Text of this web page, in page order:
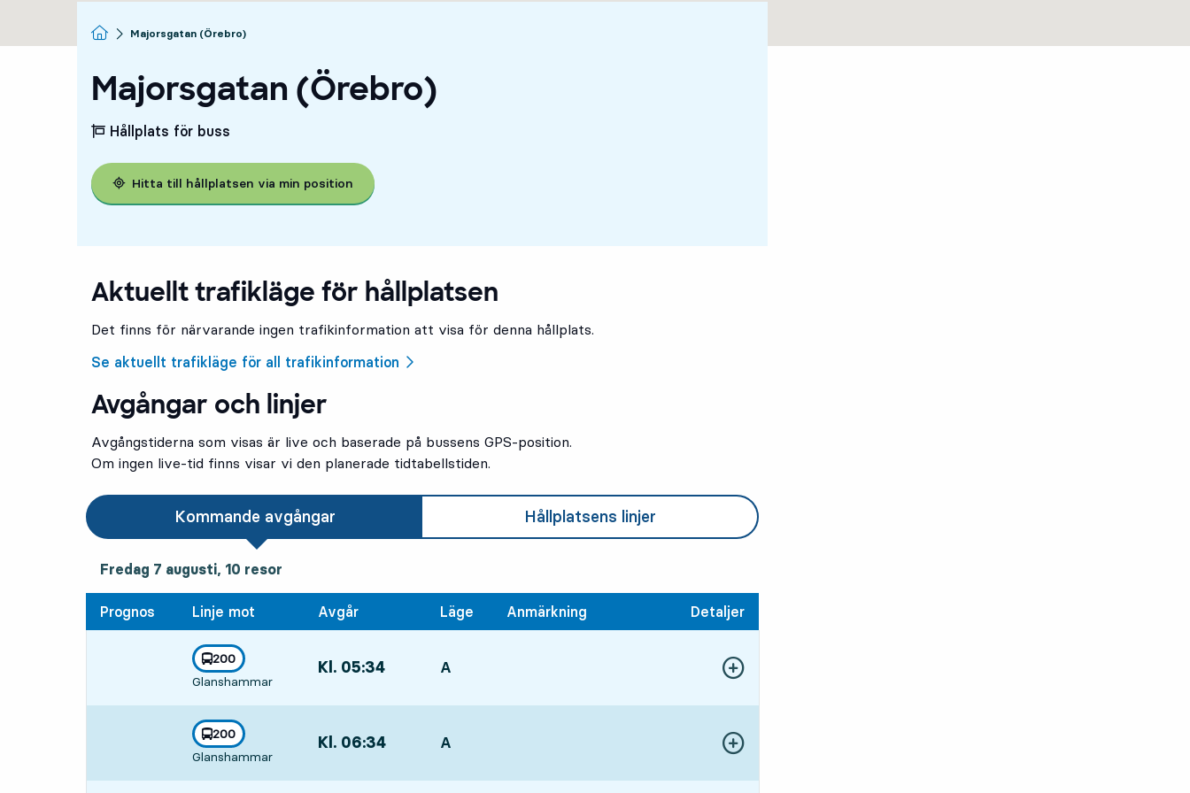
Startsida
Majorsgatan (Örebro)
Majorsgatan (Örebro)
Hållplats för buss
Hitta till hållplatsen via min position
Aktuellt trafikläge för hållplatsen
Det finns för närvarande ingen trafikinformation att visa för denna hållplats.
Se aktuellt trafikläge för all trafikinformation
Avgångar och linjer
Avgångstiderna som visas är live och baserade på bussens GPS-position.
Om ingen live-tid finns visar vi den planerade tidtabellstiden.
Kommande avgångar Hållplatsens linjer
fredag 7 augusti, 10 resor
Fredag 7 augusti, 10 resor
Prognos Linje mot Avgår Läge Anmärkning Detaljer
linje
200
mot
Glanshammar
, Kl. 05:34, LÄGE,
A Visa fler detaljer
linje
200
mot
Glanshammar
, Kl. 06:34, LÄGE,
A Visa fler detaljer